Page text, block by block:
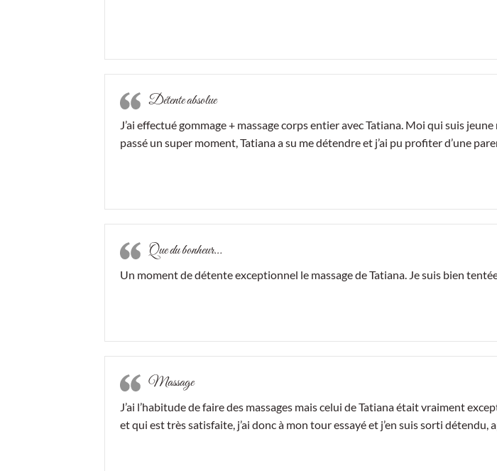
Détente absolue
J’ai effectué gommage + massage corps entier avec Tatiana. Moi qui suis
passé un super moment, Tatiana a su me détendre et j’ai pu profiter d’une
Que du bonheur…
Un moment de détente exceptionnel le massage de Tatiana. Je suis bien
Massage
J’ai l’habitude de faire des massages mais celui de Tatiana était vraiment
et qui est très satisfaite, j’ai donc à mon tour essayé et j’en suis sorti